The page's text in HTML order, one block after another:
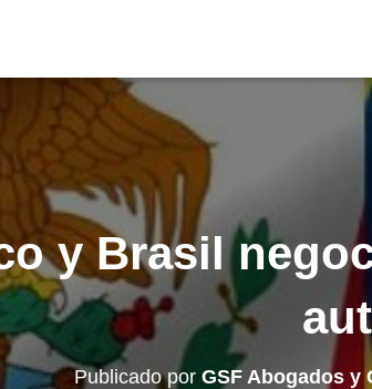
y Brasil
Publicado por GSF Abogados y